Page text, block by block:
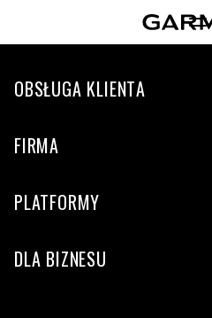
OBSŁUGA KLIENTA
FIRMA
PLATFORMY
DLA BIZNESU